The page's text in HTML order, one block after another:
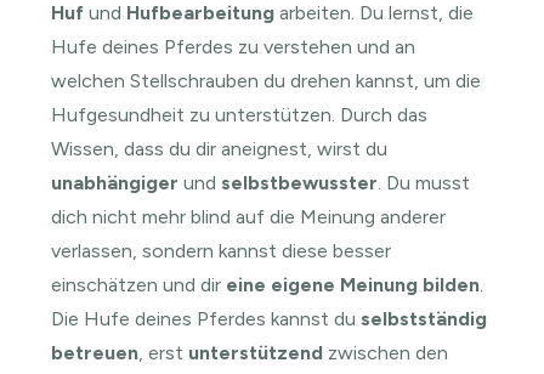
Hufund Hufbearbeitung arbeiten. Du lernst, die
Hufe deines Pferdes zu verstehen und an
welchen Stellschrauben du drehen kannst, um die
Hufgesundheit zu unterstützen. Durch das
Wissen, dass du dir aneignest, wirst du
unabhängiger und selbstbewusster. Du musst
dich nicht mehr blind auf die Meinung anderer
verlassen, sondern kannst diese besser
einschätzen und dir eine eigene Meinung bilden.
Die Hufe deines Pferdes kannst du selbstständig
betreuen, erst unterstützend zwischen den